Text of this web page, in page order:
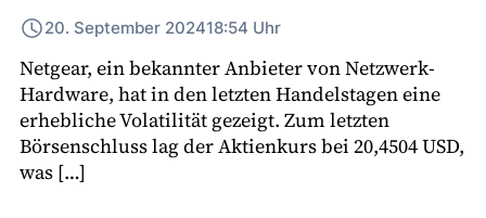
20. September 202418:54 Uhr
Netgear, ein bekannter Anbieter von Netzwerk-
Hardware, hat in den letzten Handelstagen eine
erhebliche Volatilität gezeigt. Zum letzten
Börsenschluss lag der Aktienkurs bei 20,4504 USD,
was […]